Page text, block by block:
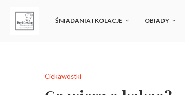
ŚNIADANIA I KOLACJE OBIADY
Ciekawostki